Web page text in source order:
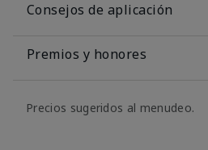
Consejos de aplicación
Premios y honores
Precios sugeridos al menudeo.